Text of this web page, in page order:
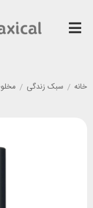
خانه / سبک زندگی /